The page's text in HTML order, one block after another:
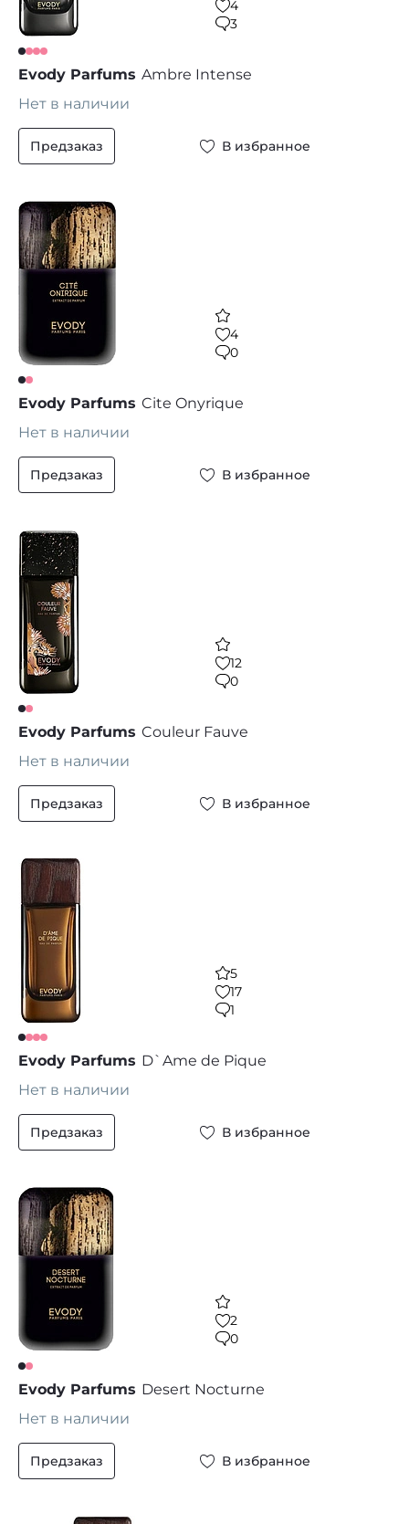
4
3
Evody Parfums Ambre Intense
Нет в наличии
Предзаказ В избранное
4
0
Evody Parfums Cite Onyrique
Нет в наличии
Предзаказ В избранное
12
0
Evody Parfums Couleur Fauve
Нет в наличии
Предзаказ В избранное
5
17
1
Evody Parfums D`Ame de Pique
Нет в наличии
Предзаказ В избранное
2
0
Evody Parfums Desert Nocturne
Нет в наличии
Предзаказ В избранное